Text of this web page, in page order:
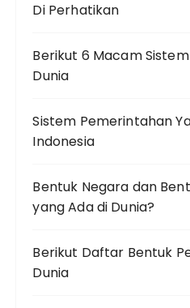
Di Perhatikan
Berikut 6 Macam
Dunia
Sistem Pemerintahan
Indonesia
Bentuk Negara dan
yang Ada di Dunia?
Berikut Daftar Bentuk
Dunia